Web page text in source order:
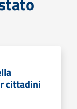
cittadini